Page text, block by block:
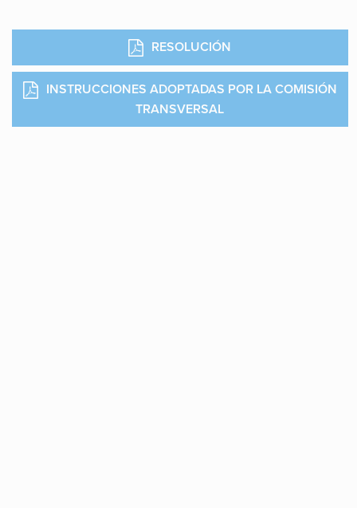
RESOLUCIÓN
INSTRUCCIONES ADOPTADAS POR LA COMISIÓN
TRANSVERSAL